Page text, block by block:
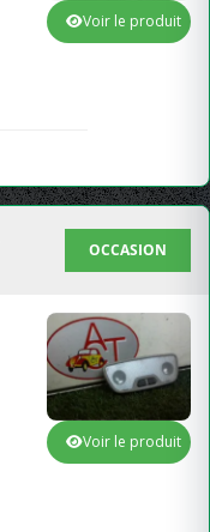
Voir le produit
OCCASION
Voir le produit